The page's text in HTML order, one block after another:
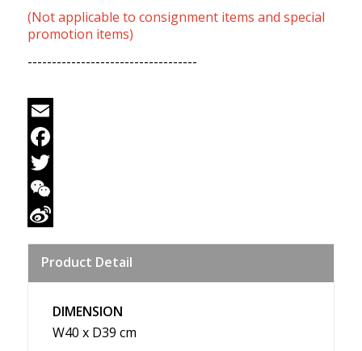
(Not applicable to consignment items and special
promotion items)
-----------------------------------
Email
Facebook
Twitter
WeChat
Weibo
Product Detail
DIMENSION
W40 x D39 cm